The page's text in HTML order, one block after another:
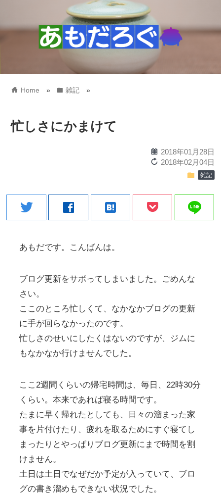
home Home » folder雑記 »
忙しさにかまけて
calendar 2018年01月28日
reload 2018年02月04日
folder 雑記
twitter facebook hatenabookmark line
あもだです。こんばんは。
ブログ更新をサボってしまいました。ごめんな
さい。
ここのところ忙しくて、なかなかブログの更新
に手が回らなかったのです。
忙しさのせいにしたくはないのですが、ジムに
もなかなか行けませんでした。
ここ2週間くらいの帰宅時間は、毎日、22時30分
くらい。本来であれば寝る時間です。
たまに早く帰れたとしても、日々の溜まった家
事を片付けたり、疲れを取るためにすぐ寝てし
まったりとやっぱりブログ更新にまで時間を割
けません。
土日は土日でなぜだか予定が入っていて、ブロ
グの書き溜めもできない状況でした。